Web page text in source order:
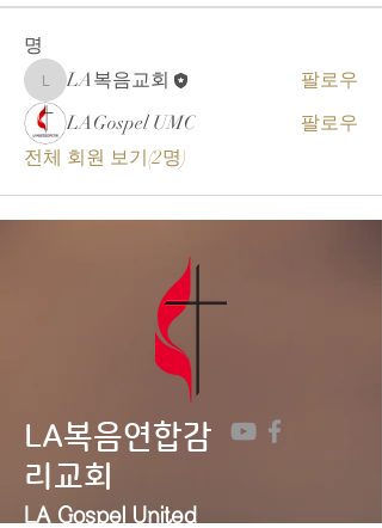
명
LA복음교회
LA복음교회
팔로우
LAGospel UMC
팔로우
전체 회원 보기(2명)
LA복음연합감
리교회
LA Gospel United